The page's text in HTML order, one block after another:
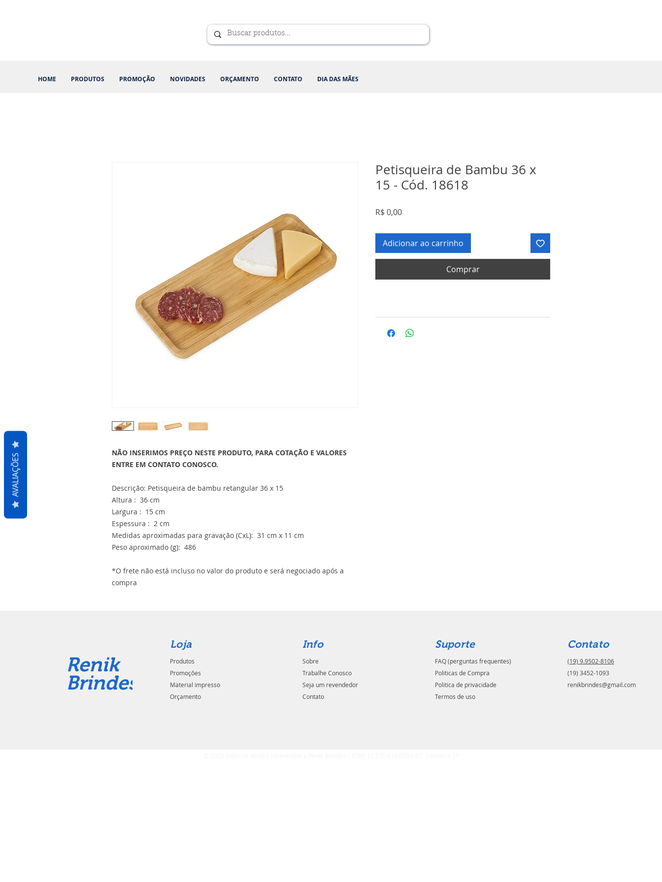
HOME PRODUTOS PROMOÇÃO NOVIDADES ORÇAMENTO CONTATO DIA DAS MÃES
NÃO INSERIMOS PREÇO NESTE PRODUTO, PARA COTAÇÃO E VALORES
ENTRE EM CONTATO CONOSCO.
Descrição: Petisqueira de bambu retangular 36 x 15
Altura : 36 cm
Largura : 15 cm
Espessura : 2 cm
Medidas aproximadas para gravação (CxL): 31 cm x 11 cm
Peso aproximado (g): 486
*O frete não está incluso no valor do produto e será negociado após a
compra
Petisqueira de Bambu 36 x
15 - Cód. 18618
R$ 0,00Preço
Adicionar ao carrinho
Comprar
Renik
Brindes
Loja
Produtos
Promoções
Material impresso
Orçamento
Info
Sobre
Trabalhe Conosco
Seja um revendedor
Contato
Suporte
FAQ (perguntas frequentes)
Politicas de Compra
Politica de privacidade
Termos de uso
Contato
(19) 9.9502-8106
(19) 3452-1093
renikbrindes@gmail.com
AVALIAÇÕES